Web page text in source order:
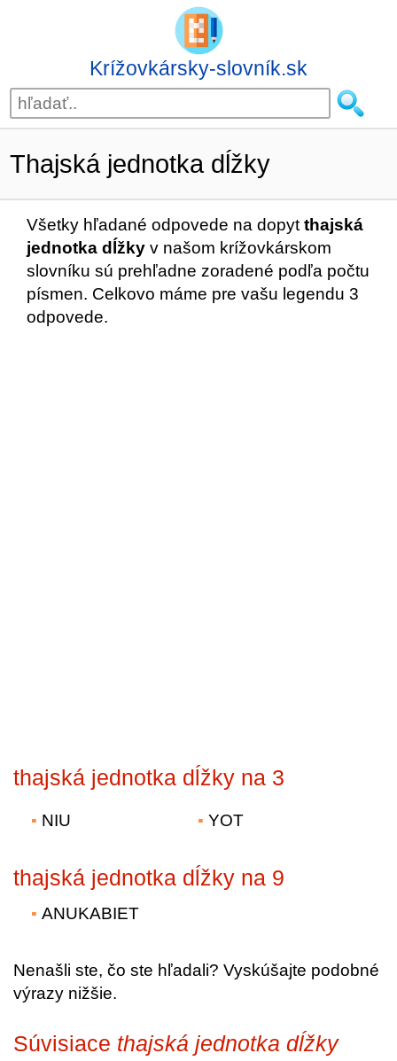
Krížovkársky-slovník.sk
Thajská jednotka dĺžky
Všetky hľadané odpovede na dopyt thajská
jednotka dĺžky v našom krížovkárskom
slovníku sú prehľadne zoradené podľa počtu
písmen. Celkovo máme pre vašu legendu 3
odpovede.
thajská jednotka dĺžky na 3
NIU YOT
thajská jednotka dĺžky na 9
ANUKABIET
Nenašli ste, čo ste hľadali? Vyskúšajte podobné
výrazy nižšie.
Súvisiace thajská jednotka dĺžky